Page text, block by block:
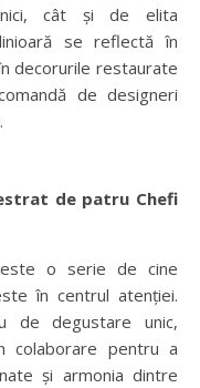
cât și de elita
se reflectă în
decorurile restaurate
de designeri
de patru Chefi
este o serie de cine
în centrul atenției.
de degustare unic,
colaborare pentru a
și armonia dintre